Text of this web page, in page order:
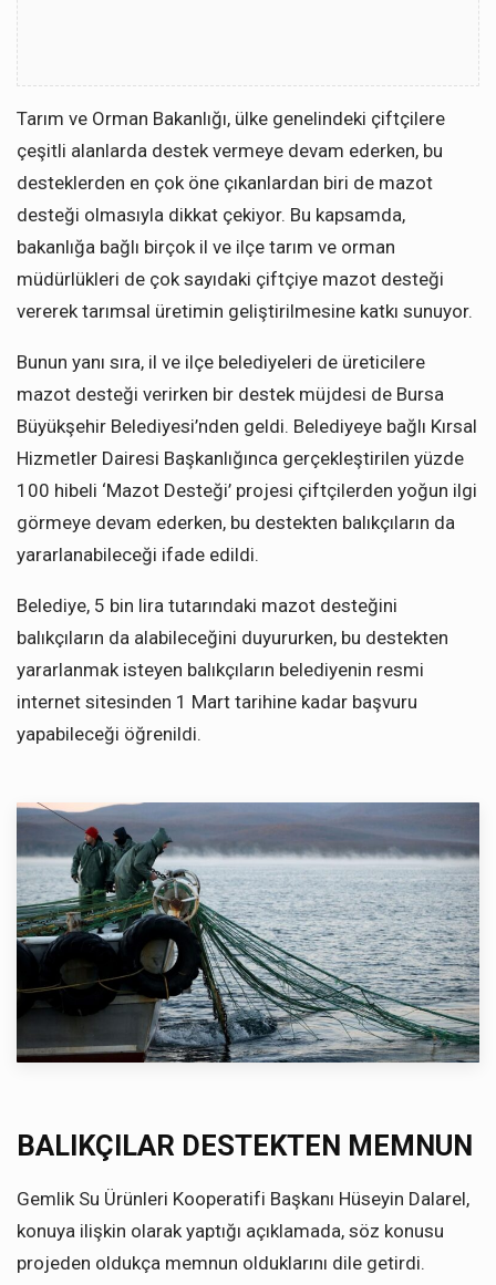
Tarım ve Orman Bakanlığı, ülke genelindeki çiftçilere
çeşitli alanlarda destek vermeye devam ederken, bu
desteklerden en çok öne çıkanlardan biri de mazot
desteği olmasıyla dikkat çekiyor. Bu kapsamda,
bakanlığa bağlı birçok il ve ilçe tarım ve orman
müdürlükleri de çok sayıdaki çiftçiye mazot desteği
vererek tarımsal üretimin geliştirilmesine katkı sunuyor.
Bunun yanı sıra, il ve ilçe belediyeleri de üreticilere
mazot desteği verirken bir destek müjdesi de Bursa
Büyükşehir Belediyesi’nden geldi. Belediyeye bağlı Kırsal
Hizmetler Dairesi Başkanlığınca gerçekleştirilen yüzde
100 hibeli ‘Mazot Desteği’ projesi çiftçilerden yoğun ilgi
görmeye devam ederken, bu destekten balıkçıların da
yararlanabileceği ifade edildi.
Belediye, 5 bin lira tutarındaki mazot desteğini
balıkçıların da alabileceğini duyururken, bu destekten
yararlanmak isteyen balıkçıların belediyenin resmi
internet sitesinden 1 Mart tarihine kadar başvuru
yapabileceği öğrenildi.
BALIKÇILAR DESTEKTEN MEMNUN
Gemlik Su Ürünleri Kooperatifi Başkanı Hüseyin Dalarel,
konuya ilişkin olarak yaptığı açıklamada, söz konusu
projeden oldukça memnun olduklarını dile getirdi.